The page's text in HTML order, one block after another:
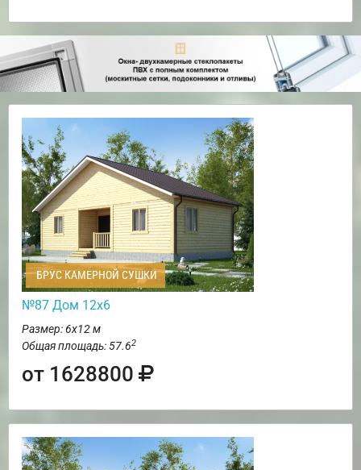
БРУС КАМЕРНОЙ СУШКИ
№87 Дом 12х6
Размер: 6х12 м
Общая площадь: 57.62
от 1628800